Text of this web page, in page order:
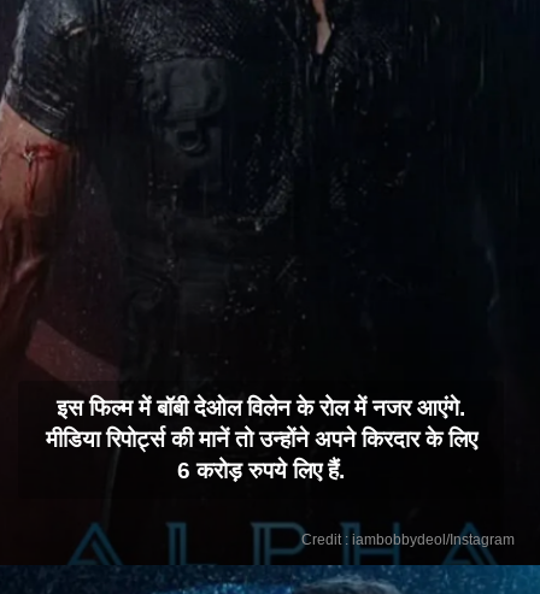
इस फिल्म में बॉबी देओल विलेन के रोल में नजर आएंगे.
मीडिया रिपोर्ट्स की मानें तो उन्होंने अपने किरदार के लिए
6 करोड़ रुपये लिए हैं.
Credit : iambobbydeol/Instagram